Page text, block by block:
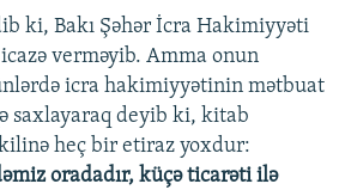
ki, Bakı Şəhər İcra Hakimiyyəti
verməyib. Amma onun
icra hakimiyyətinin mətbuat
saxlayaraq deyib ki, kitab
heç bir etiraz yoxdur:
oradadır, küçə ticarəti ilə